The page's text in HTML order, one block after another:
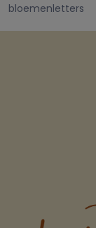
bloemenletters